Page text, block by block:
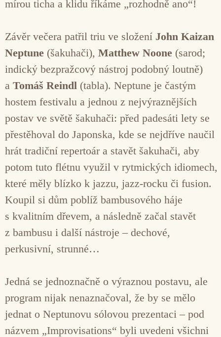
mírou ticha a klidu říkáme „rozhodně ano“!
Závěr večera patřil triu ve složení John Kaizan
Neptune (šakuhači), Matthew Noone (sarod;
indický bezpražcový nástroj podobný loutně)
a Tomáš Reindl (tabla). Neptune je častým
hostem festivalu a jednou z nejvýraznějších
postav ve světě šakuhači: před padesáti lety se
přestěhoval do Japonska, kde se nejdříve naučil
hrát tradiční repertoár a stavět šakuhači, aby
potom tuto flétnu využil v rytmických idiomech,
které měly blízko k jazzu, jazz-rocku či fusion.
Koupil si dům poblíž bambusového háje
s kvalitním dřevem, a následně začal stavět
z bambusu i další nástroje – dechové,
perkusivní, strunné…
Jedná se jednoznačně o výraznou postavu, ale
program nijak nenaznačoval, že by se mělo
jednat o Neptunovu sólovou prezentaci – pod
názvem „Improvisations“ byli uvedeni všichni